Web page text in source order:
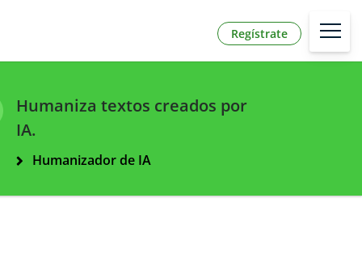
Regístrate
Humaniza textos creados por
IA.
Humanizador de IA